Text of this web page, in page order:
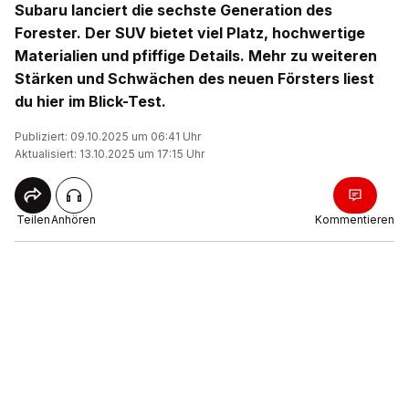
Subaru lanciert die sechste Generation des
Forester. Der SUV bietet viel Platz, hochwertige
Materialien und pfiffige Details. Mehr zu weiteren
Stärken und Schwächen des neuen Försters liest
du hier im Blick-Test.
Publiziert: 09.10.2025 um 06:41 Uhr
Aktualisiert: 13.10.2025 um 17:15 Uhr
TeilenAnhören Kommentieren